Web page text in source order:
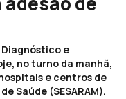
Diagnóstico e
no turno da manhã,
e centros de
Saúde (SESARAM).